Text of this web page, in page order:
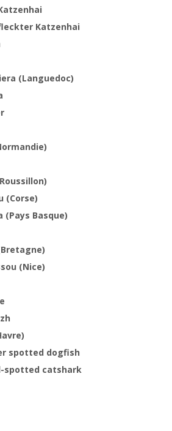
Katzenhai
(Languedoc)
(Corse)
(Pays Basque)
(Nice)
spotted dogfish
spotted catshark